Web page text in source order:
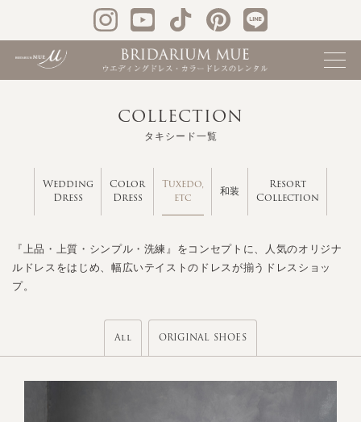
COLLECTION
タキシード一覧
Wedding
Dress
Color
Dress
Tuxedo,
etc
和装
Resort
Collection
『上品・上質・シンプル・洗練』をコンセプトに、人気のオリジナ
ルドレスをはじめ、幅広いテイストのドレスが揃うドレスショッ
プ。
All ORIGINAL SHOES